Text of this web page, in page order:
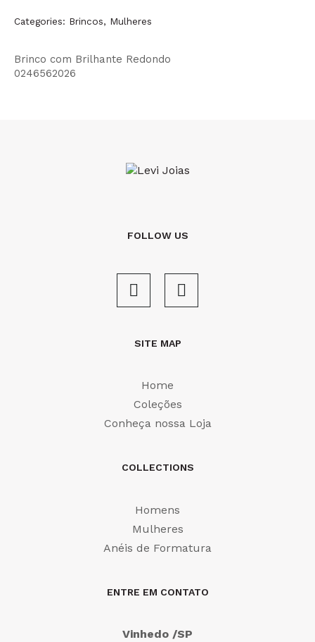
Categories: Brincos, Mulheres
Brinco com Brilhante Redondo
0246562026
FOLLOW US
SITE MAP
Home
Coleções
Conheça nossa Loja
COLLECTIONS
Homens
Mulheres
Anéis de Formatura
ENTRE EM CONTATO
Vinhedo /SP